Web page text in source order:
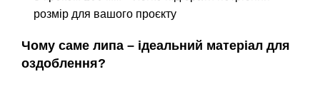
розмір для вашого проєкту
Чому саме липа – ідеальний матеріал для
оздоблення?